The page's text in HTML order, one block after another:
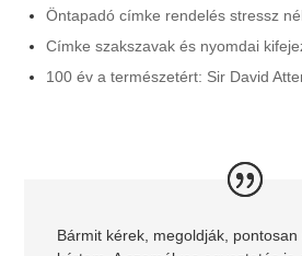
Öntapadó címke rendelés stressz
Címke szakszavak és nyomdai
100 év a természetért: Sir David
Bármit kérek, megoldják, pontosan